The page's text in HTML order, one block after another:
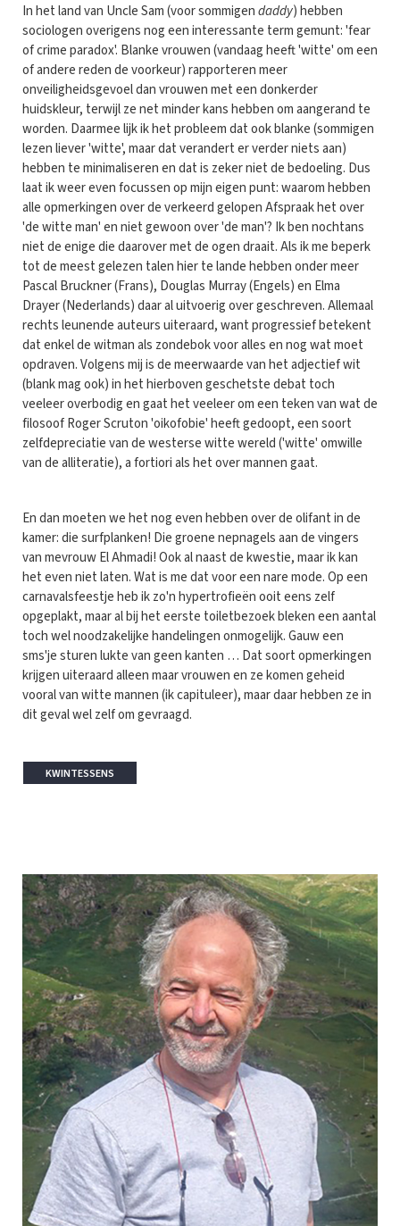
In het land van Uncle Sam (voor sommigendaddy) hebben
sociologen overigens nog een interessante term gemunt: 'fear
of crime paradox'. Blanke vrouwen (vandaag heeft 'witte' om een
of andere reden de voorkeur) rapporteren meer
onveiligheidsgevoel dan vrouwen met een donkerder
huidskleur, terwijl ze net minder kans hebben om aangerand te
worden. Daarmee lijk ik het probleem dat ook blanke (sommigen
lezen liever 'witte', maar dat verandert er verder niets aan)
hebben te minimaliseren en dat is zeker niet de bedoeling. Dus
laat ik weer even focussen op mijn eigen punt: waarom hebben
alle opmerkingen over de verkeerd gelopen Afspraak het over
'de witte man' en niet gewoon over 'de man'? Ik ben nochtans
niet de enige die daarover met de ogen draait. Als ik me beperk
tot de meest gelezen talen hier te lande hebben onder meer
Pascal Bruckner (Frans), Douglas Murray (Engels) en Elma
Drayer (Nederlands) daar al uitvoerig over geschreven. Allemaal
rechts leunende auteurs uiteraard, want progressief betekent
dat enkel de witman als zondebok voor alles en nog wat moet
opdraven. Volgens mij is de meerwaarde van het adjectief wit
(blank mag ook) in het hierboven geschetste debat toch
veeleer overbodig en gaat het veeleer om een teken van wat de
filosoof Roger Scruton 'oikofobie' heeft gedoopt, een soort
zelfdepreciatie van de westerse witte wereld ('witte' omwille
van de alliteratie), a fortiori als het over mannen gaat.
En dan moeten we het nog even hebben over de olifant in de
kamer: die surfplanken! Die groene nepnagels aan de vingers
van mevrouw El Ahmadi! Ook al naast de kwestie, maar ik kan
het even niet laten. Wat is me dat voor een nare mode. Op een
carnavalsfeestje heb ik zo'n hypertrofieën ooit eens zelf
opgeplakt, maar al bij het eerste toiletbezoek bleken een aantal
toch wel noodzakelijke handelingen onmogelijk. Gauw een
sms'je sturen lukte van geen kanten … Dat soort opmerkingen
krijgen uiteraard alleen maar vrouwen en ze komen geheid
vooral van witte mannen (ik capituleer), maar daar hebben ze in
dit geval wel zelf om gevraagd.
KWINTESSENS